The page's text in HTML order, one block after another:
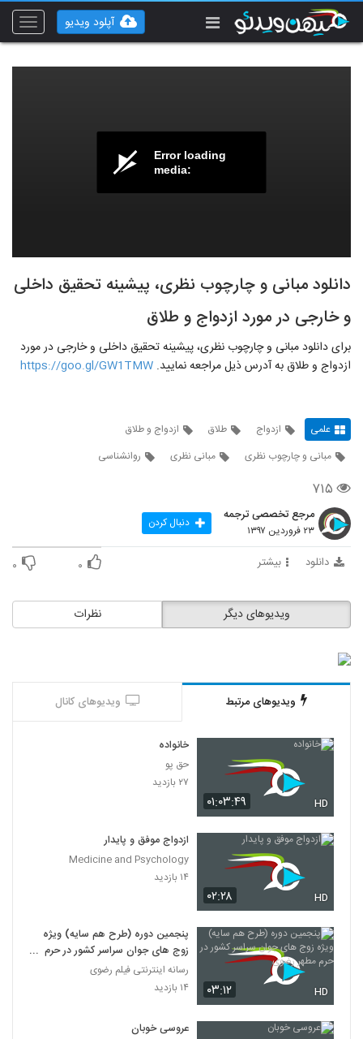
Toggle
آپلود ویدیو
Error loading
media:
دانلود مبانی و چارچوب نظری، پیشینه تحقیق داخلی
و خارجی در مورد ازدواج و طلاق
برای دانلود مبانی و چارچوب نظری، پیشینه تحقیق داخلی و خارجی در مورد
ازدواج و طلاق به آدرس ذیل مراجعه نمایید. https://goo.gl/GW1TMW
علمی ازدواج طلاق
ازدواج و طلاق
مبانی و چارچوب نظری
مبانی نظری روانشناسی
۷۱۵
مرجع تخصصی ترجمه
۲۳ فروردین ۱۳۹۷ دنبال کردن
دانلود بیشتر ۰ ۰
نظرات ویدیوهای دیگر
ویدیوهای مرتبط ویدیوهای کانال
۰۱:۰۳:۴۹ HD
خانواده
حق پو
۲۷ بازدید
۰۲:۲۸ HD
ازدواج موفق و پایدار
Medicine and Psychology
۱۴ بازدید
۰۳:۱۲ HD
پنجمین دوره (طرح هم سایه) ویژه
زوج های جوان سراسر کشور در حرم
مطهر رضوی
رسانه اینترنتی فیلم رضوی
۱۴ بازدید
عروسی خوبان